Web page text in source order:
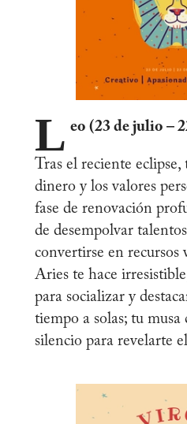
L eo (23 de julio –
Tras el reciente
dinero y los valores
fase de renovación
de desempolvar
convertirse en recursos
Aries te hace
para socializar y
tiempo a solas; tu musa
silencio para revelarte